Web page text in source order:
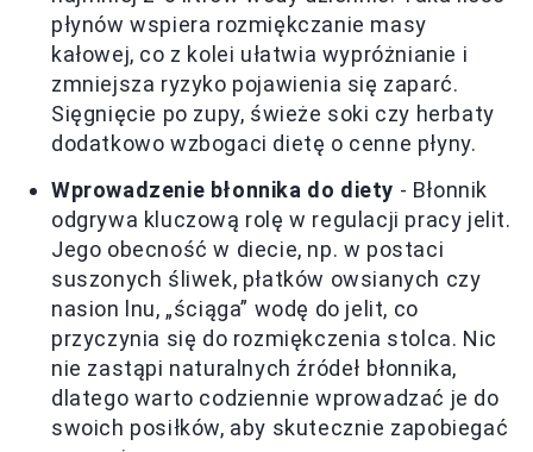
płynów wspiera rozmiękczanie masy
kałowej, co z kolei ułatwia wypróżnianie i
zmniejsza ryzyko pojawienia się zaparć.
Sięgnięcie po zupy, świeże soki czy herbaty
dodatkowo wzbogaci dietę o cenne płyny.
Wprowadzenie błonnika do diety - Błonnik
odgrywa kluczową rolę w regulacji pracy jelit.
Jego obecność w diecie, np. w postaci
suszonych śliwek, płatków owsianych czy
nasion lnu, „ściąga” wodę do jelit, co
przyczynia się do rozmiękczenia stolca. Nic
nie zastąpi naturalnych źródeł błonnika,
dlatego warto codziennie wprowadzać je do
swoich posiłków, aby skutecznie zapobiegać